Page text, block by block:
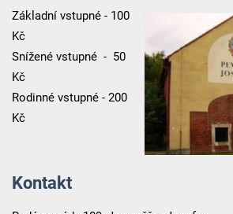
Základní vstupné - 100
Kč
Snížené vstupné - 50
Kč
Rodinné vstupné - 200
Kč
Kontakt